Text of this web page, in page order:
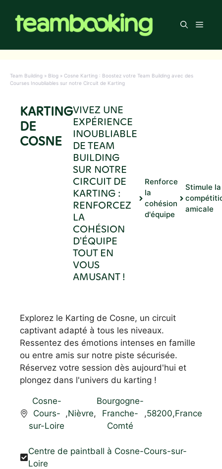
contenu
Menu
Team Building » Blog » Cosne Karting : Boostez votre Team Building avec des
Courses Inoubliables sur notre Circuit de Karting
KARTING
DE
COSNE
VIVEZ UNE
EXPÉRIENCE
INOUBLIABLE
DE TEAM
BUILDING
SUR NOTRE
CIRCUIT DE
KARTING :
RENFORCEZ
LA
COHÉSION
D'ÉQUIPE
TOUT EN
VOUS
AMUSANT !
Renforce
la
cohésion
d'équipe
Stimule la
amicale
Explorez le Karting de Cosne, un circuit
captivant adapté à tous les niveaux.
Ressentez des émotions intenses en famille
ou entre amis sur notre piste sécurisée.
Réservez votre session dès aujourd'hui et
plongez dans l'univers du karting !
Cosne-
Cours-
sur-Loire
,Nièvre,
Bourgogne-
Franche-
Comté
,58200,France
Centre de paintball à Cosne-Cours-sur-
Loire